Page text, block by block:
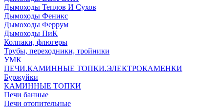
Дымоходы Теплов И Сухов
Дымоходы Феникс
Дымоходы Феррум
Дымоходы ПиК
Колпаки, флюгеры
Трубы, переходники, тройники
УМК
ПЕЧИ.КАМИННЫЕ ТОПКИ.ЭЛЕКТРОКАМЕНКИ
Буржуйки
КАМИННЫЕ ТОПКИ
Печи банные
Печи отопительные